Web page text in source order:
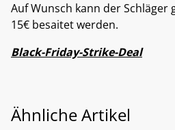
Auf Wunsch kann der Schläger
15€ besaitet werden.
Black-Friday-Strike-Deal
Ähnliche Artikel